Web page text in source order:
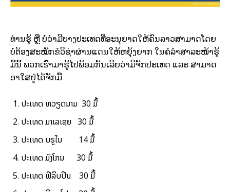
ທ່ານຮູ້ ຫຼື ບໍ່ວ່າມີບາງປະເທດທີ່ອະນຸຍາດໃຫ້ຄົນລາວສາມາດໂດຍ
ບໍ່ຕ້ອງສະໝັກຂໍວິຊ່າຜ່ານແດນໃຫ້ຫຍຸ້ງຍາກ ໃນຄໍລຳສາລະໜ້າຮູ້
ມື້ນີ້ ພວກເຮົາມາຮູ້ໄປພ້ອມກັນເລີຍວ່າມີຈັກປະເທດ ແລະ ສາມາດ
ອາໃສຢູ່ໄດ້ຈັກມື້
ປະເທດ ຫວຽດນາມ 30 ມື້
ປະເທດ ມາເລເຊຍ 30 ມື້
ປະເທດ ບຣູໄນ 14 ມື້
ປະເທດ ມົງໂກນ 30 ມື້
ປະເທດ ຟິລິບປິນ 30 ມື້